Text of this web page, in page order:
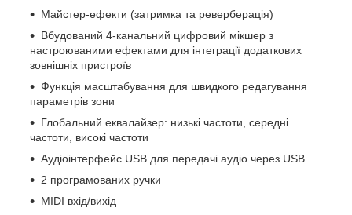
Майстер-ефекти (затримка та реверберація)
Вбудований 4-канальний цифровий мікшер з
настроюваними ефектами для інтеграції додаткових
зовнішніх пристроїв
Функція масштабування для швидкого редагування
параметрів зони
Глобальний еквалайзер: низькі частоти, середні
частоти, високі частоти
Аудіоінтерфейс USB для передачі аудіо через USB
2 програмованих ручки
MIDI вхід/вихід